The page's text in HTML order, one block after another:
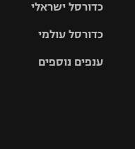
גביע הטוטו
האלופות
ליגה
כדורסל ישראלי
סל
כדורסל עולמי
ענפים נוספים